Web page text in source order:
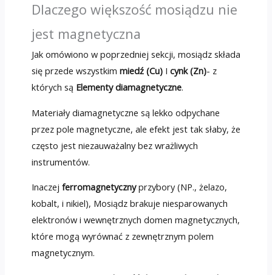
Dlaczego większość mosiądzu nie
jest magnetyczna
Jak omówiono w poprzedniej sekcji, mosiądz składa
się przede wszystkim miedź (Cu)I cynk (Zn)- z
których są Elementy diamagnetyczne.
Materiały diamagnetyczne są lekko odpychane
przez pole magnetyczne, ale efekt jest tak słaby, że
często jest niezauważalny bez wrażliwych
instrumentów.
Inaczej ferromagnetycznyprzybory (NP., żelazo,
kobalt, i nikiel), Mosiądz brakuje niesparowanych
elektronów i wewnętrznych domen magnetycznych,
które mogą wyrównać z zewnętrznym polem
magnetycznym.